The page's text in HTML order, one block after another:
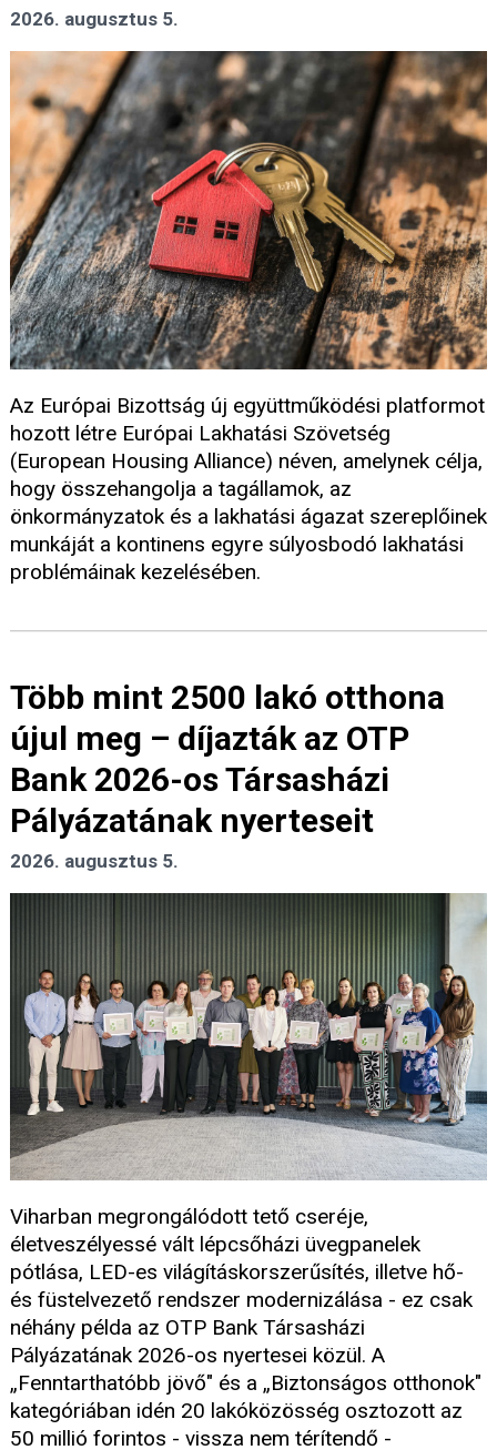
2026. augusztus 5.
Az Európai Bizottság új együttműködési platformot
hozott létre Európai Lakhatási Szövetség
(European Housing Alliance) néven, amelynek célja,
hogy összehangolja a tagállamok, az
önkormányzatok és a lakhatási ágazat szereplőinek
munkáját a kontinens egyre súlyosbodó lakhatási
problémáinak kezelésében.
Több mint 2500 lakó otthona
újul meg – díjazták az OTP
Bank 2026-os Társasházi
Pályázatának nyerteseit
2026. augusztus 5.
Viharban megrongálódott tető cseréje,
életveszélyessé vált lépcsőházi üvegpanelek
pótlása, LED-es világításkorszerűsítés, illetve hő-
és füstelvezető rendszer modernizálása - ez csak
néhány példa az OTP Bank Társasházi
Pályázatának 2026-os nyertesei közül. A
„Fenntarthatóbb jövő" és a „Biztonságos otthonok"
kategóriában idén 20 lakóközösség osztozott az
50 millió forintos - vissza nem térítendő -